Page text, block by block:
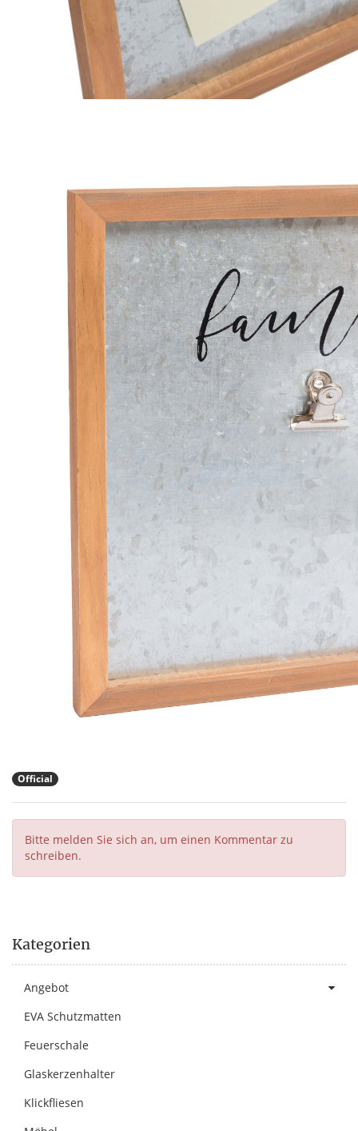
Official
Bitte melden Sie sich an, um einen Kommentar zu
schreiben.
Kategorien
Angebot
EVA Schutzmatten
Feuerschale
Glaskerzenhalter
Klickfliesen